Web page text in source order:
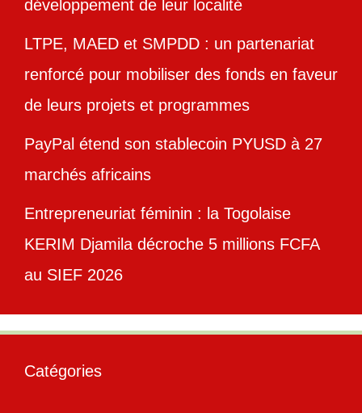
développement de leur localité
LTPE, MAED et SMPDD : un partenariat
renforcé pour mobiliser des fonds en faveur
de leurs projets et programmes
PayPal étend son stablecoin PYUSD à 27
marchés africains
Entrepreneuriat féminin : la Togolaise
KERIM Djamila décroche 5 millions FCFA
au SIEF 2026
Catégories